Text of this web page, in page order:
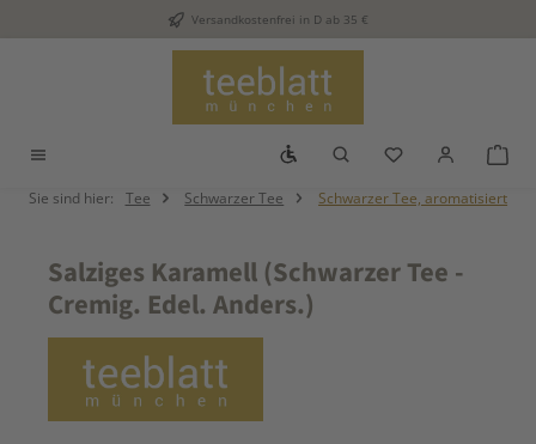
Zum Hauptinhalt springenVersandkostenfrei in D ab 35 €
Werkzeugleiste anzeigen
Du hast 0
Sie sind hier: Tee Schwarzer Tee Schwarzer Tee, aromatisiert
Salziges Karamell (Schwarzer Tee -
Cremig. Edel. Anders.)